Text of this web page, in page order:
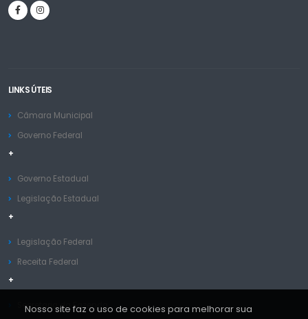
LINKS ÚTEIS
Câmara Municipal
Governo Federal
+
Governo Estadual
Legislação Estadual
+
Legislação Federal
Receita Federal
+
Secretaria da Fazenda
Nosso site faz o uso de cookies para melhorar sua